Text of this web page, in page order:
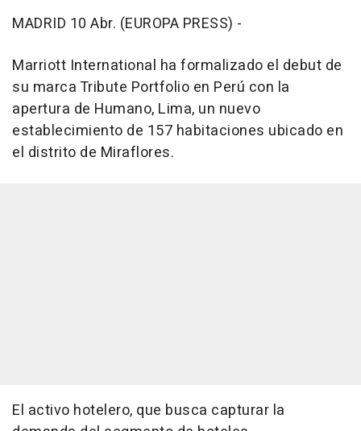
MADRID 10 Abr. (EUROPA PRESS) -
Marriott International ha formalizado el debut de
su marca Tribute Portfolio en Perú con la
apertura de Humano, Lima, un nuevo
establecimiento de 157 habitaciones ubicado en
el distrito de Miraflores.
El activo hotelero, que busca capturar la